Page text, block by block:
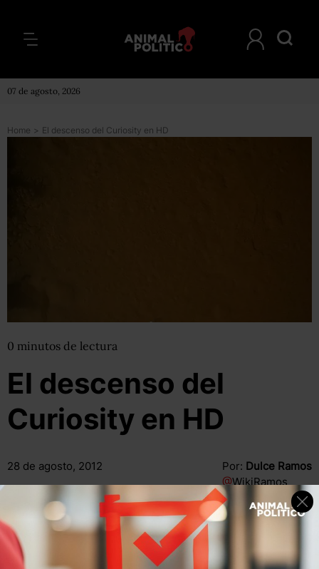
07 de agosto, 2026
Home > El descenso del Curiosity en HD
0 minutos de lectura
El descenso del
Curiosity en HD
28 de agosto, 2012 Por: Dulce Ramos
@WikiRamos
Compartir